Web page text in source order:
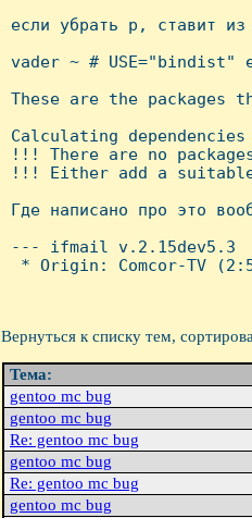
если убрать p, ставит из
vader ~ # USE="bindist"
These are the packages
Calculating dependencies
!!! There are no
!!! Either add a suitable
Где написано про это
--- ifmail v.2.15dev5.3
* Origin: Comcor-TV
Вернуться к списку тем,
Тема:
gentoo mc bug
gentoo mc bug
Re: gentoo mc bug
gentoo mc bug
Re: gentoo mc bug
gentoo mc bug